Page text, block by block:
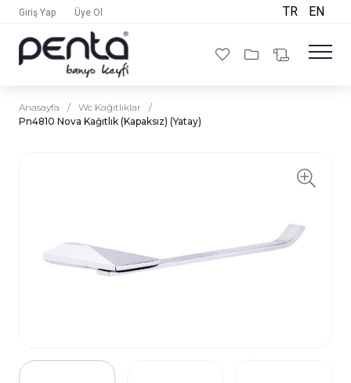
Giriş Yap Üye Ol TR EN
Anasayfa / Wc Kağıtlıklar
/
Pn4810 Nova Kağıtlık (Kapaksız) (Yatay)